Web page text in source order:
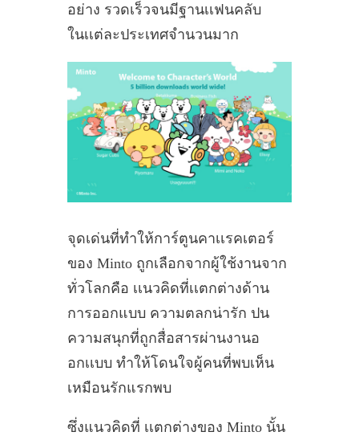
อย่าง รวดเร็วจนมีฐานเเฟนคลับ
ในเเต่ละประเทศจำนวนมาก
จุดเด่นที่ทำให้การ์ตูนคาเเรคเตอร์
ของ Minto ถูกเลือกจากผู้ใช้งานจาก
ทั่วโลกคือ เเนวคิดที่เเตกต่างด้าน
การออกแบบ ความตลกน่ารัก ปน
ความสนุกที่ถูกสื่อสารผ่านงานอ
อกเเบบ ทำให้โดนใจผู้คนที่พบเห็น
เหมือนรักแรกพบ
ซึ่งแนวคิดที่ เเตกต่างของ Minto นั้น